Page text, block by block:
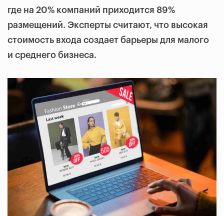
где на 20% компаний приходится 89%
размещений. Эксперты считают, что высокая
стоимость входа создает барьеры для малого
и среднего бизнеса.